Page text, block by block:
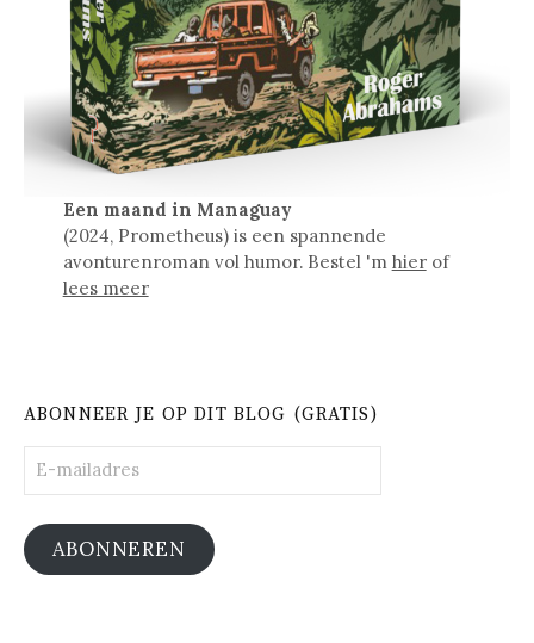
Een maand in Managuay
(2024, Prometheus) is een spannende
avonturenroman vol humor. Bestel 'm hierof
lees meer
ABONNEER JE OP DIT BLOG (GRATIS)
mailadres
ABONNEREN